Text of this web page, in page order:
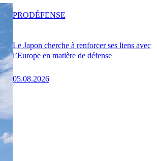
Le Japon cherche à renforcer ses liens avec
l’Europe en matière de défense
05.08.2026
PRODÉFENSE